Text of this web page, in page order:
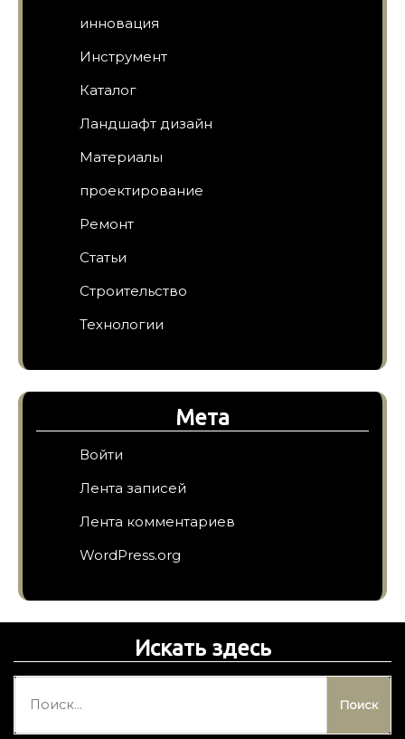
инновация
Инструмент
Каталог
Ландшафт дизайн
Материалы
проектирование
Ремонт
Статьи
Строительство
Технологии
Мета
Войти
Лента записей
Лента комментариев
WordPress.org
Искать здесь
й